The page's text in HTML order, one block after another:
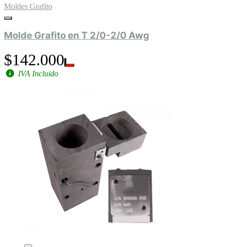
Moldes Grafito
Molde Grafito en T 2/0-2/0 Awg
$142.000
IVA Incluido